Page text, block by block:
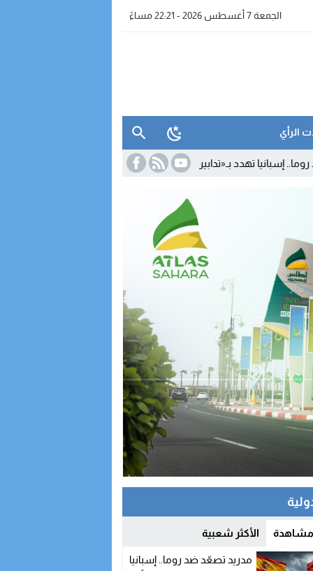
الجمعة 7 أغسطس 2026 - 22:21 مساءً
الرأي
متناسبة» رداً على تعليق شنغن 15:29
مشاهدة الأكثر شعبية
مدريد تصعّد ضد روما.. إسبانيا